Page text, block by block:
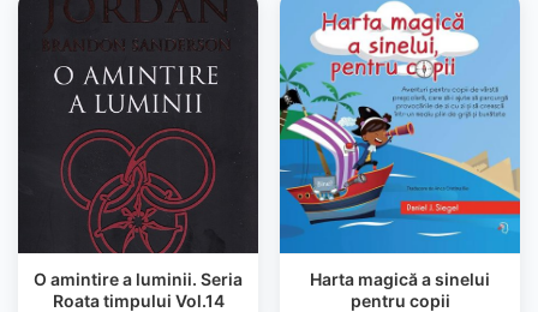
O amintire a luminii. Seria
Roata timpului Vol.14
Harta magică a sinelui
pentru copii